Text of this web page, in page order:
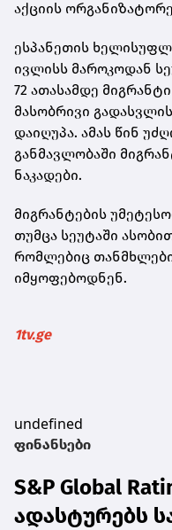
აქციის
ესპანეთის
ივლისს მაროკოდან
72 ათასამდე
მასობრივი
დაიღუპა. ამას წინ
განმავლობაში
ნაკადები.
მიგრანტების
თუმცა სეუტაში
რომლებიც
იმყოფებოდნენ.
1tv.ge
undefined
ფინანსები
S&P Global
ადასტურებს